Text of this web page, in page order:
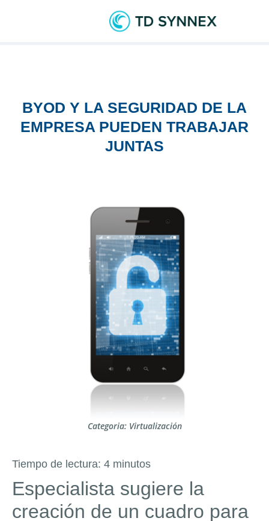
BYOD Y LA SEGURIDAD DE LA
EMPRESA PUEDEN TRABAJAR
JUNTAS
Categoria: Virtualización
Tiempo de lectura: 4 minutos
Especialista sugiere la
creación de un cuadro para